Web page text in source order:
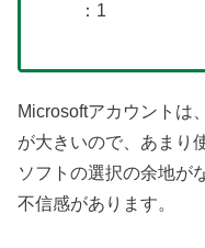
：1
Microsoftアカウントは
が大きいので、あまり
ソフトの選択の余地が
不信感があります。